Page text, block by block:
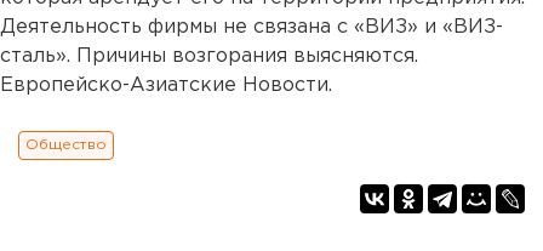
Деятельность фирмы не связана с «ВИЗ» и «ВИЗ-
сталь». Причины возгорания выясняются.
Европейско-Азиатские Новости.
Общество